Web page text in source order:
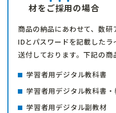
材を ご採用の場合
商品の納品にあわせて、数
IDとパスワードを記載した
送付しております。下記の商
学習者用デジタル教科書
学習者用デジタル教科書・
学習者用デジタル副教材